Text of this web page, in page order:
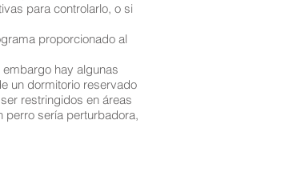
para controlarlo, o si
proporcionado al
hay algunas
un dormitorio reservado
restringidos en áreas
perro sería perturbadora,